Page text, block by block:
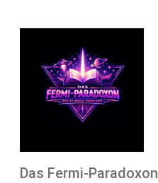
Das Fermi-Paradoxon